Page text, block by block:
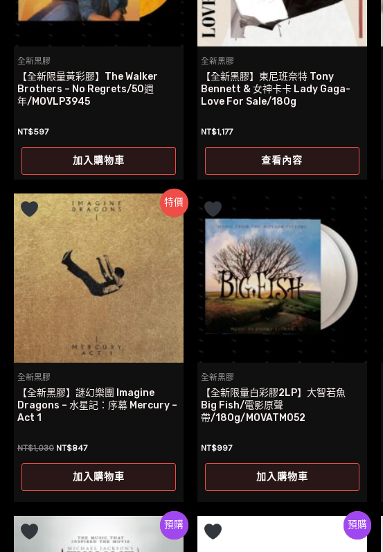
全新黑膠
【全新限量黃彩膠】The Walker
Brothers – No Regrets/50週
年/MOVLP3945
NT$597
加入購物車
全新黑膠
【全新黑膠】東尼班奈特 Tony
Bennett & 女神卡卡 Lady Gaga-
Love For Sale/180g
NT$1,177
查看內容
特價
全新黑膠
【全新黑膠】謎幻樂團 Imagine
Dragons – 水星記：序幕 Mercury –
Act 1
NT$1,030 原
格：
NT$1,030。
NT$847目
價
格：
NT$847。
加入購物車
全新黑膠
【全新限量白彩膠2LP】大智若魚
Big Fish/電影原聲
帶/180g/MOVATM052
NT$997
加入購物車
特價
Preorder 特價
Preorder